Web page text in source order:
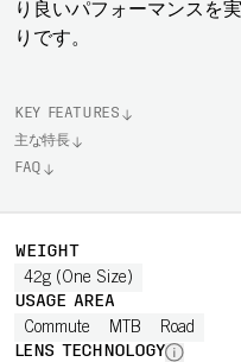
り良いパフォーマンスを
りです。
KEY FEATURES
主な特長
FAQ
WEIGHT
42g (One Size)
USAGE AREA
Commute MTB Road
LENS TECHNOLOGY